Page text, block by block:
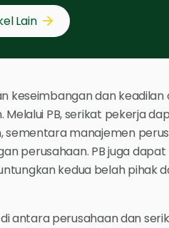
Lain
keseimbangan dan keadilan
PB, serikat pekerja
sementara manajemen
perusahaan. PB juga dapat
kedua belah pihak
antara perusahaan dan